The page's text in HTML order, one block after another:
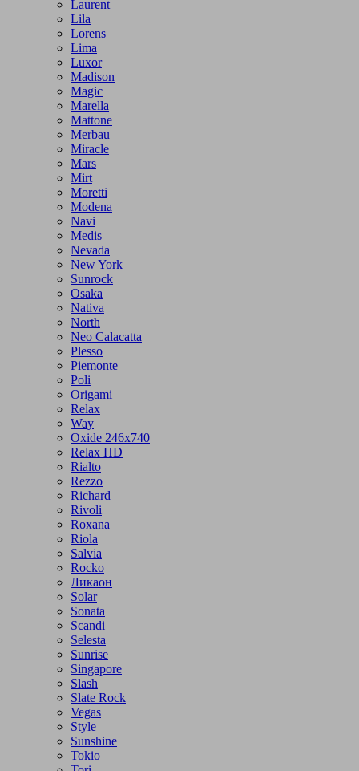
Laurent
Lila
Lorens
Lima
Luxor
Madison
Magic
Marella
Mattone
Merbau
Miracle
Mars
Mirt
Moretti
Modena
Navi
Medis
Nevada
New York
Sunrock
Osaka
Nativa
North
Neo Calacatta
Plesso
Piemonte
Poli
Origami
Relax
Way
Oxide 246x740
Relax HD
Rialto
Rezzo
Richard
Rivoli
Roxana
Riola
Salvia
Rocko
Ликаон
Solar
Sonata
Scandi
Selesta
Sunrise
Singapore
Slash
Slate Rock
Vegas
Style
Sunshine
Tokio